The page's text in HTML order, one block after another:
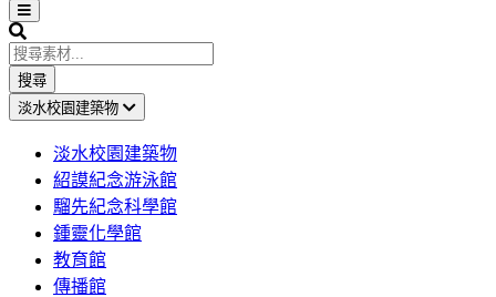
Open
sidebar
Search
搜尋
淡水校園建築物
淡水校園建築物
紹謨紀念游泳館
騮先紀念科學館
鍾靈化學館
教育館
傳播館